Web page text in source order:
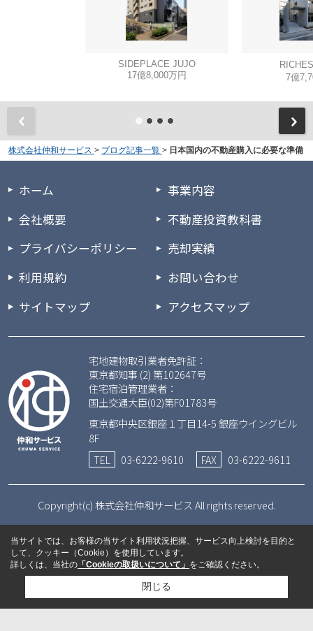
SIDEPLACE JUJO
17億8,000万円
7億
株式会社仲和サービス > ブログ記事一覧 > 日本国内の不動産購入に必要な準備
ホーム
会社概要
プライバシーポリシー
利用規約
サイトマップ
事業内容
不動産投資教科書
売却実績
お問い合わせ
アクセスマップ
宅地建物取引業者免許証：
東京都知事 (2) 第102647号
住宅宿泊管理業者：
国土交通大臣(02)第F01783号
東京都中央区銀座１丁目14-5 銀座ウイングビル
8F
TEL
03-6222-9610 FAX 03-6222-9611
Copyright(c) 株式会社仲和サービス All rights reserved.
当サイトでは、お客様の当サイト利用状況把握、サービス向上検討を目的と
して、クッキー（Cookie）を使用しています。
詳しくは、当社の 「Cookieの取扱いについて」 をご確認ください。
閉じる